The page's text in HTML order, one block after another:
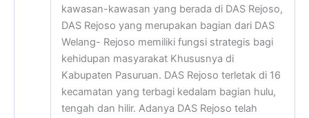
kawasan-kawasan yang berada di DAS Rejoso,
DAS Rejoso yang merupakan bagian dari DAS
Welang- Rejoso memiliki fungsi strategis bagi
kehidupan masyarakat Khususnya di
Kabupaten Pasuruan. DAS Rejoso terletak di 16
kecamatan yang terbagi kedalam bagian hulu,
tengah dan hilir. Adanya DAS Rejoso telah